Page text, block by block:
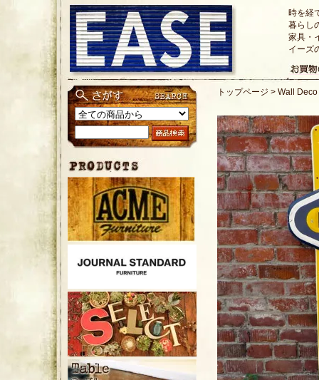
時を経
暮らし
家具・
イーズ
トップページ > Wall Deco